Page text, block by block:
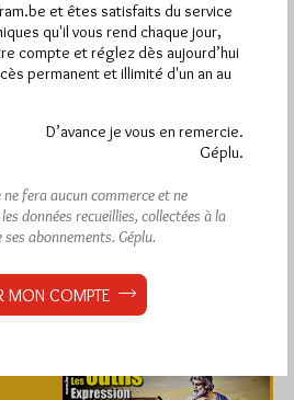
et êtes satisfaits du service
qu'il vous rend chaque jour,
compte et réglez dès aujourd’hui
permanent et illimité d'un an au
D’avance je vous en remercie.
Géplu.
fera aucun commerce et ne
données recueillies, collectées à la
abonnements. Géplu.
MON COMPTE